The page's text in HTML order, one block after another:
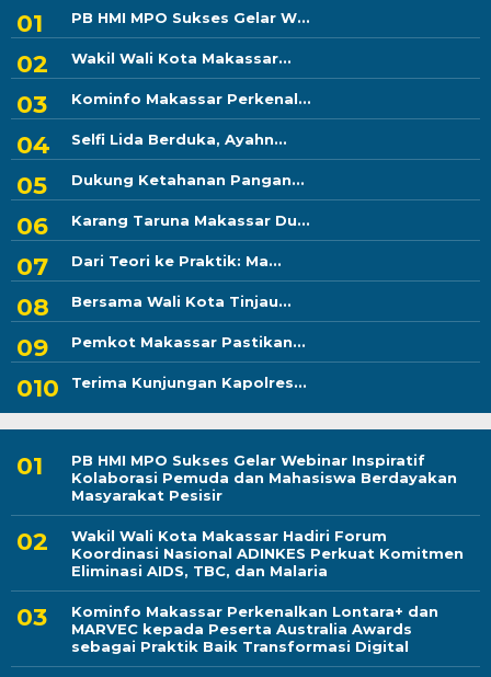
PB HMI MPO Sukses Gelar W...
Wakil Wali Kota Makassar...
Kominfo Makassar Perkenal...
Selfi Lida Berduka, Ayahn...
Dukung Ketahanan Pangan...
Karang Taruna Makassar Du...
Dari Teori ke Praktik: Ma...
Bersama Wali Kota Tinjau...
Pemkot Makassar Pastikan...
Terima Kunjungan Kapolres...
PB HMI MPO Sukses Gelar Webinar Inspiratif
Kolaborasi Pemuda dan Mahasiswa Berdayakan
Masyarakat Pesisir
Wakil Wali Kota Makassar Hadiri Forum
Koordinasi Nasional ADINKES Perkuat Komitmen
Eliminasi AIDS, TBC, dan Malaria
Kominfo Makassar Perkenalkan Lontara+ dan
MARVEC kepada Peserta Australia Awards
sebagai Praktik Baik Transformasi Digital